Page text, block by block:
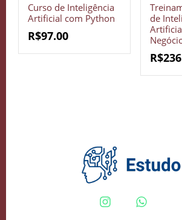
Curso de Inteligência
Artificial com Python
R$97.00
de
R$
Crie seu Avatar com